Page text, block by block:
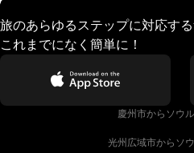
旅のあらゆるステップに対応す
これまでになく簡単に！
慶州市からソウ
光州広域市からソ